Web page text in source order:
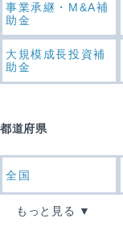
事業承継・M&A補
助金
大規模成長投資補
助金
都道府県
全国
もっと見る